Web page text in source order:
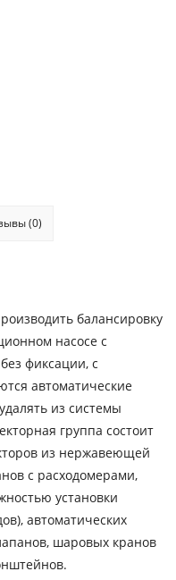
(0)
балансировку
насосе с
фиксации, с
автоматические
из системы
группа состоит
из нержавеющей
c расходомерами,
установки
автоматических
шаровых кранов